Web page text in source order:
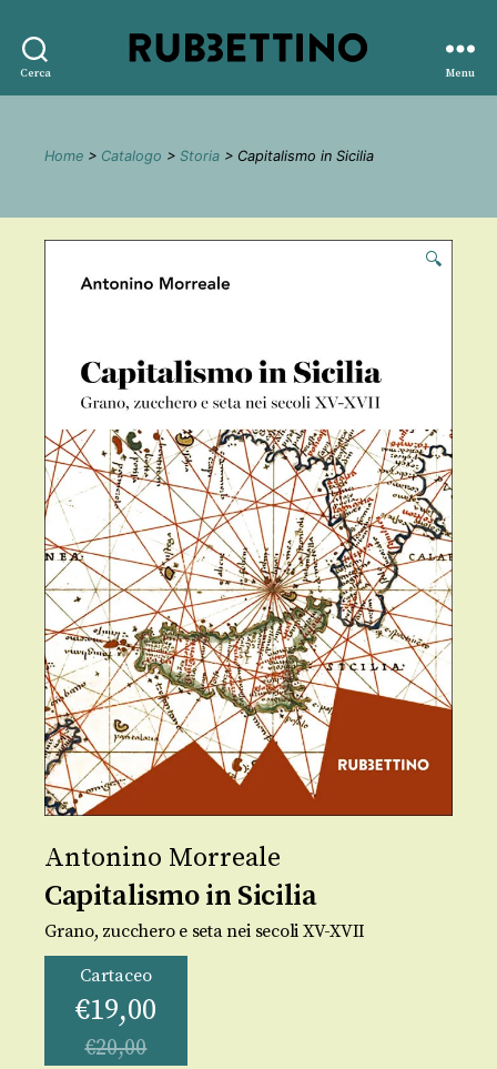
Cerca
editore
Menu
Home > Catalogo > Storia > Capitalismo in Sicilia
🔍
Antonino Morreale
Capitalismo in Sicilia
Grano, zucchero e seta nei secoli XV-XVII
Cartaceo
€19,00
€20,00